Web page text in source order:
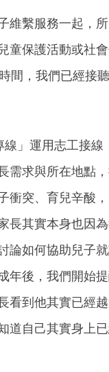
繫服務一起，
保護活動或社
間，我們已經接
」運用志工接
求與所在地點
突、育兒辛酸
其實本身也因
如何協助兒子
後，我們開始
到他其實已經
道自己其實身上